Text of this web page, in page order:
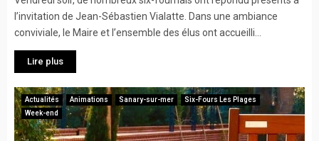
l’invitation de Jean-Sébastien Vialatte. Dans une ambiance
conviviale, le Maire et l’ensemble des élus ont accueilli...
Lire plus
Actualités Animations Sanary-sur-mer
Six-Fours Les Plages
Week-end